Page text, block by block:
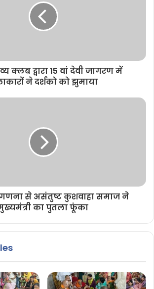
e
क्लब द्वारा 15 वां देवी जागरण में
ने दर्शको को झुमाया
से असंतुष्ट कुशवाहा समाज ने
का पुतला फूंका